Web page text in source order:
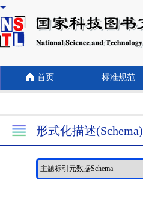
首页 标准规范
形式化描述(Schema)